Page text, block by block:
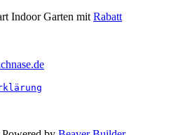
Indoor Garten mit Rabatt